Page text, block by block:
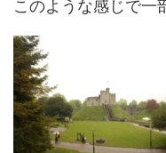
このような感じで一